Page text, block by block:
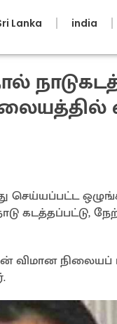
Lanka india
செய்யப்பட்ட
கடத்தப்பட்டு,
விமான நிலையப்